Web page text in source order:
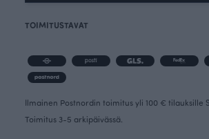
TOIMITUSTAVAT
Ilmainen Postnordin toimitus yli 100 € tilauksille
Toimitus 3-5 arkipäivässä.